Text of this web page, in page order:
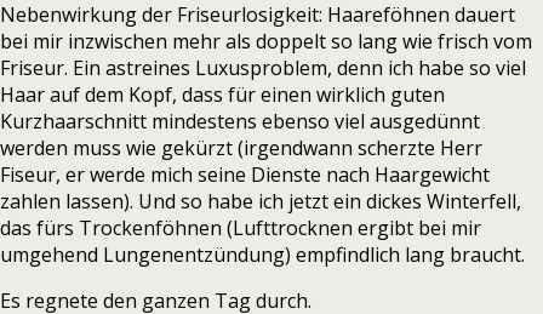
Nebenwirkung der Friseurlosigkeit: Haareföhnen dauert
bei mir inzwischen mehr als doppelt so lang wie frisch vom
Friseur. Ein astreines Luxusproblem, denn ich habe so viel
Haar auf dem Kopf, dass für einen wirklich guten
Kurzhaarschnitt mindestens ebenso viel ausgedünnt
werden muss wie gekürzt (irgendwann scherzte Herr
Fiseur, er werde mich seine Dienste nach Haargewicht
zahlen lassen). Und so habe ich jetzt ein dickes Winterfell,
das fürs Trockenföhnen (Lufttrocknen ergibt bei mir
umgehend Lungenentzündung) empfindlich lang braucht.
Es regnete den ganzen Tag durch.